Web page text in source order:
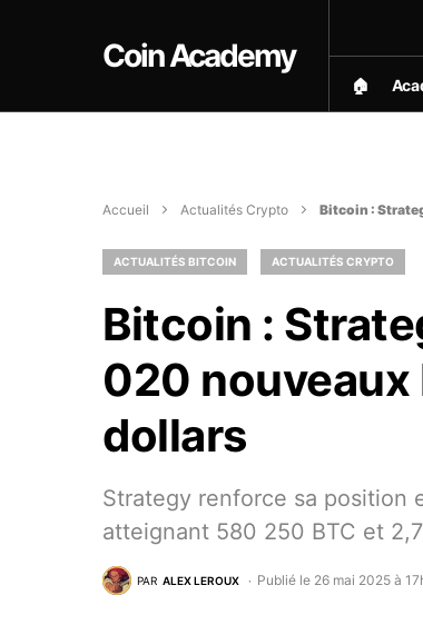
Coin Academy
🏠︎
Accueil Actualités Crypto Bitcoin :
ACTUALITÉS BITCOIN ACTUALITÉS CRYPTO
Bitcoin :
020 nouveaux
dollars
Strategy renforce sa position
atteignant 580 250 BTC et
PAR ALEX LEROUX Publié le 26 mai 2025 à